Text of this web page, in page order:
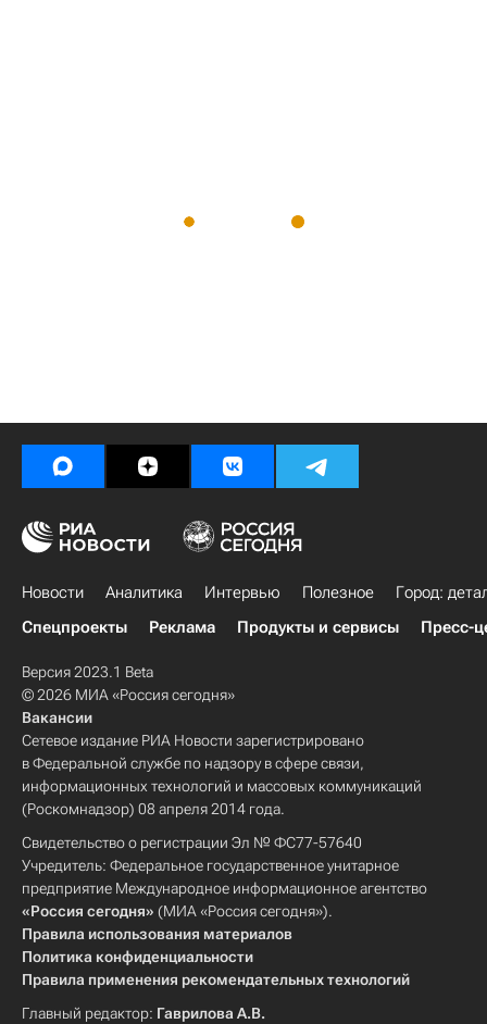
Новости Аналитика Интервью Полезное
Город:
Спецпроекты
Реклама Продукты и сервисы Пресс-
Версия 2023.1 Beta
© 2026 МИА «Россия сегодня»
Вакансии
Сетевое издание РИА Новости зарегистрировано
в Федеральной службе по надзору в сфере связи,
информационных технологий и массовых коммуникаций
(Роскомнадзор) 08 апреля 2014 года.
Свидетельство о регистрации Эл № ФС77-57640
Учредитель: Федеральное государственное унитарное
предприятие Международное информационное агентство
«Россия сегодня» (МИА «Россия сегодня»).
Правила использования материалов
Политика конфиденциальности
Правила применения рекомендательных технологий
Главный редактор: Гаврилова А.В.